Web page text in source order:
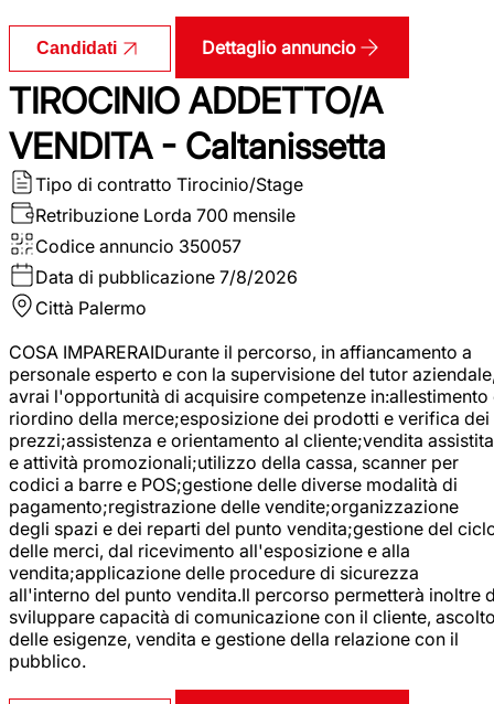
Candidati Dettaglio annuncio
TIROCINIO ADDETTO/A
VENDITA - Caltanissetta
Tipo di contratto Tirocinio/Stage
Retribuzione Lorda 700 mensile
Codice annuncio 350057
Data di pubblicazione 7/8/2026
Città Palermo
COSA IMPARERAIDurante il percorso, in affiancamento a
personale esperto e con la supervisione del tutor
avrai l'opportunità di acquisire competenze in:allestimento
riordino della merce;esposizione dei prodotti e verifica dei
prezzi;assistenza e orientamento al cliente;vendita assistita
e attività promozionali;utilizzo della cassa, scanner per
codici a barre e POS;gestione delle diverse modalità di
pagamento;registrazione delle vendite;organizzazione
degli spazi e dei reparti del punto vendita;gestione del
delle merci, dal ricevimento all'esposizione e alla
vendita;applicazione delle procedure di sicurezza
all'interno del punto vendita.Il percorso permetterà inoltre
sviluppare capacità di comunicazione con il cliente,
delle esigenze, vendita e gestione della relazione con il
pubblico.